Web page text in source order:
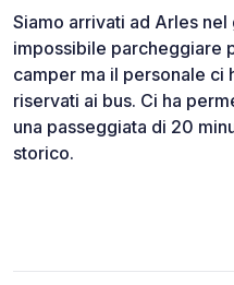
Siamo arrivati ad Arles
impossibile parcheggiare
camper ma il personale ci
riservati ai bus. Ci ha
una passeggiata di 20
storico.